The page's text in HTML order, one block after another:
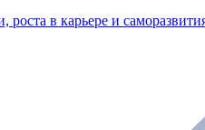
в карьере и